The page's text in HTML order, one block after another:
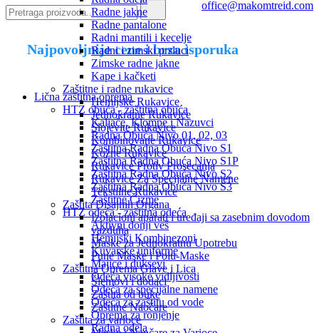
Radne jakne
Radne pantalone
Radni mantili i kecelje
Radni i zimski prsluci
Zimske radne jakne
Kape i kačketi
Zaštitne i radne rukavice
Hemijske Rukavice
Jednokratne Rukavice
Slojevite Rukavice
Kombinovane Rukavice
Kožne Rukavice
Rukavice Protiv Prosecanja
Rukavice Za Specijalne Namene
Tekstilne Rukavice
Zaštita Disajnih Organa
Izolacioni aparati i uređaji sa zasebnim dovodom
vazduha
Maske za Jednokratnu Upotrebu
Pune Maske i Polu-Maske
Zaštitna Oprema Glave i Lica
Šlemovi i dodaci
Zaštita od buke
Zaštitne Naočare
Zaštita za varioce
office@makomtreid.com
Najpovoljnije cene i brza isporuka
Lična zaštitna oprema
HTZ obuća - zaštitna obuća
Kaljače, Klompe i Nazuvci
Radna Obuća Nivo 01, 02, 03
Zaštitna Radna Obuća Nivo S1
Zaštitna Radna Obuća Nivo S1P
Zaštitna Radna Obuća Nivo S2
Zaštitna Radna Obuća Nivo S3
Zaštitne Čizme
HTZ odeća - zaštitna odeća
Aktivni donji veš
Hemijski Kombinezoni
Kuvarske uniforme
Majice i duksevi
Odeća visoke vidljivosti
Odeća za specijalne namene
Odeća za zaštitu od vode
Oprema za ronjenje
Radna odela